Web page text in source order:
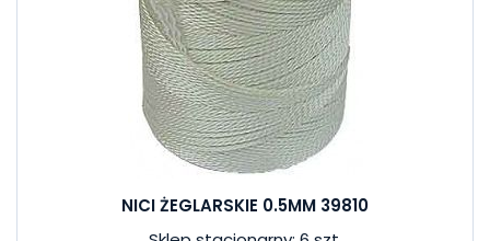
NICI ŻEGLARSKIE 0.5MM 39810